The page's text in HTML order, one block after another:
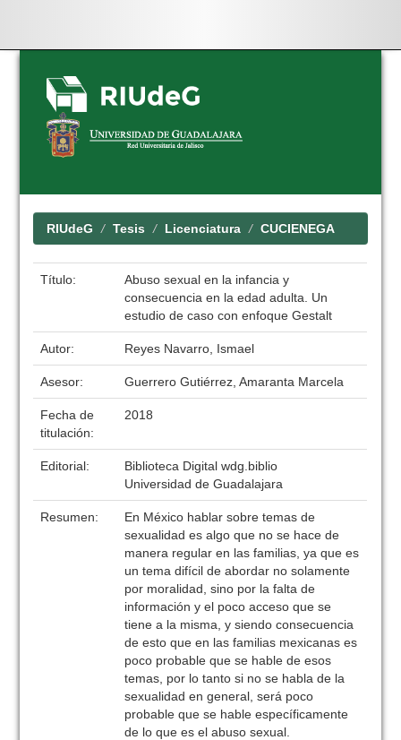
Skip
navigation
RIUdeG Tesis Licenciatura CUCIENEGA
Título:
Abuso sexual en la infancia y
consecuencia en la edad adulta. Un
estudio de caso con enfoque Gestalt
Autor: Reyes Navarro, Ismael
Asesor: Guerrero Gutiérrez, Amaranta Marcela
Fecha de
titulación:
2018
Editorial:
Biblioteca Digital wdg.biblio
Universidad de Guadalajara
Resumen:
En México hablar sobre temas de
sexualidad es algo que no se hace de
manera regular en las familias, ya que es
un tema difícil de abordar no solamente
por moralidad, sino por la falta de
información y el poco acceso que se
tiene a la misma, y siendo consecuencia
de esto que en las familias mexicanas es
poco probable que se hable de esos
temas, por lo tanto si no se habla de la
sexualidad en general, será poco
probable que se hable específicamente
de lo que es el abuso sexual.